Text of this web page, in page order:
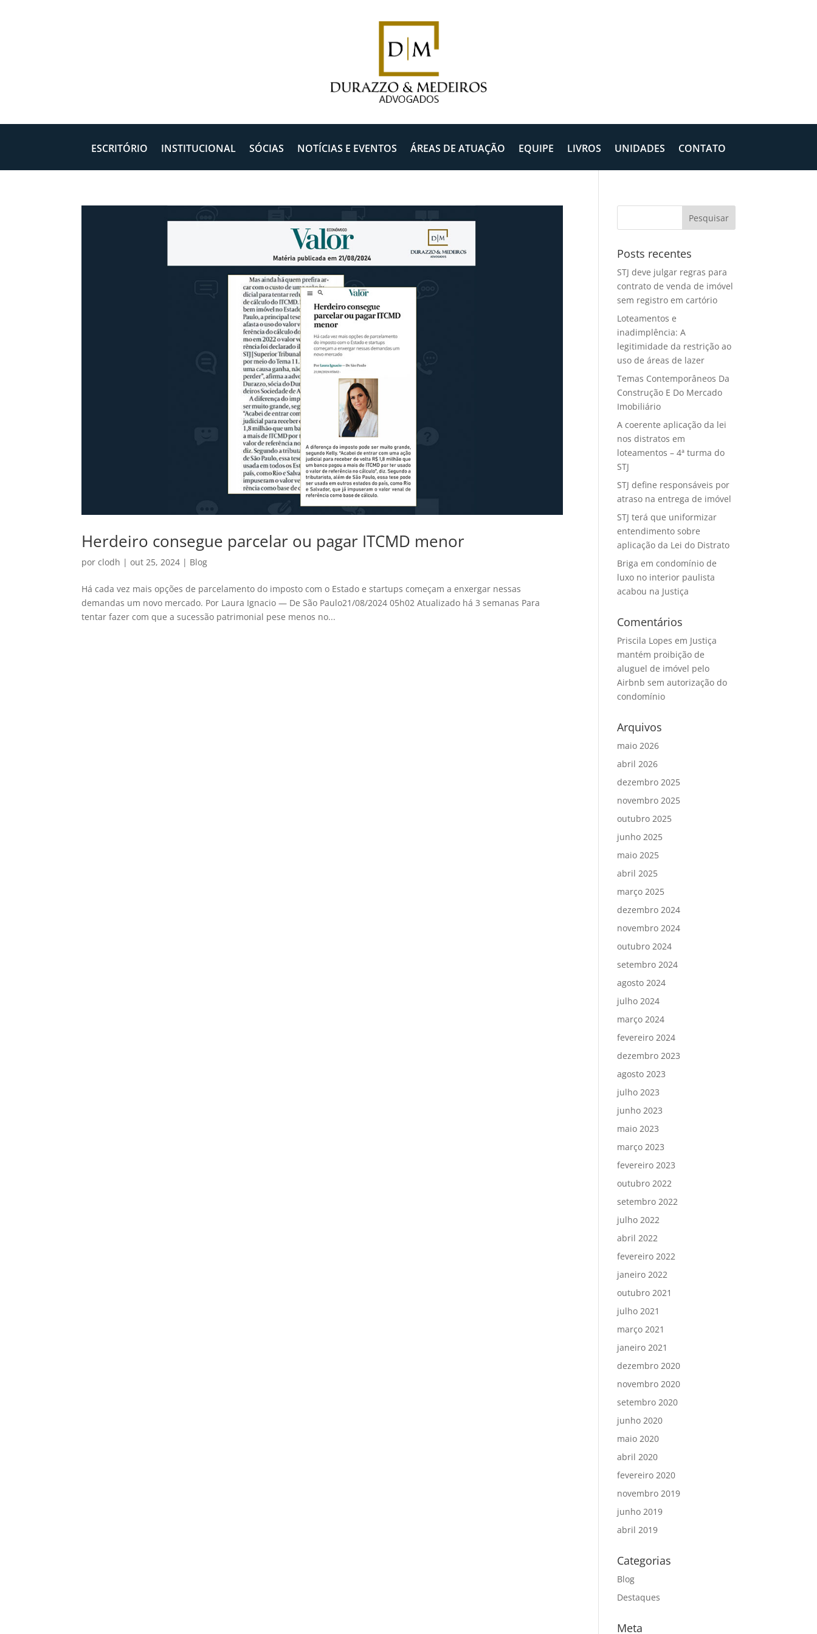
ESCRITÓRIO INSTITUCIONAL SÓCIAS NOTÍCIAS E EVENTOS ÁREAS DE ATUAÇÃO EQUIPE LIVROS UNIDADES CONTATO
Herdeiro consegue parcelar ou pagar ITCMD menor
porclodh |out 25, 2024 | Blog
Há cada vez mais opções de parcelamento do imposto com o Estado e startups começam a enxergar nessas
demandas um novo mercado. Por Laura Ignacio — De São Paulo21/08/2024 05h02 Atualizado há 3 semanas Para
tentar fazer com que a sucessão patrimonial pese menos no...
Posts recentes
STJ deve julgar regras para
contrato de venda de imóvel
sem registro em cartório
Loteamentos e
inadimplência: A
legitimidade da restrição ao
uso de áreas de lazer
Temas Contemporâneos Da
Construção E Do Mercado
Imobiliário
A coerente aplicação da lei
nos distratos em
loteamentos – 4ª turma do
STJ
STJ define responsáveis por
atraso na entrega de imóvel
STJ terá que uniformizar
entendimento sobre
aplicação da Lei do Distrato
Briga em condomínio de
luxo no interior paulista
acabou na Justiça
Comentários
Priscila Lopes em Justiça
mantém proibição de
aluguel de imóvel pelo
Airbnb sem autorização do
condomínio
Arquivos
maio 2026
abril 2026
dezembro 2025
novembro 2025
outubro 2025
junho 2025
maio 2025
abril 2025
março 2025
dezembro 2024
novembro 2024
outubro 2024
setembro 2024
agosto 2024
julho 2024
março 2024
fevereiro 2024
dezembro 2023
agosto 2023
julho 2023
junho 2023
maio 2023
março 2023
fevereiro 2023
outubro 2022
setembro 2022
julho 2022
abril 2022
fevereiro 2022
janeiro 2022
outubro 2021
julho 2021
março 2021
janeiro 2021
dezembro 2020
novembro 2020
setembro 2020
junho 2020
maio 2020
abril 2020
fevereiro 2020
novembro 2019
junho 2019
abril 2019
Categorias
Blog
Destaques
Meta